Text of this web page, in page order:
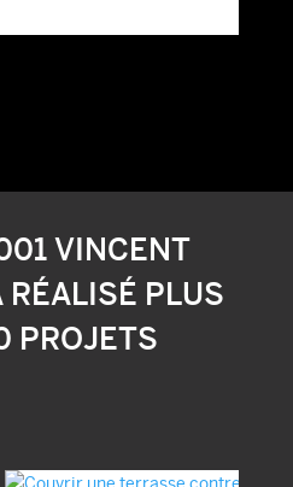
VINCENT
RÉALISÉ PLUS
PROJETS